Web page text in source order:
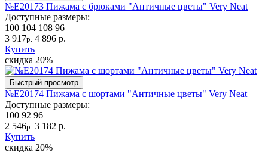
№Е20173 Пижама с брюками "Античные цветы" Very Neat
Доступные размеры:
100 104 108 96
3 917р. 4 896 р.
Купить
скидка 20%
Быстрый просмотр
№Е20174 Пижама с шортами "Античные цветы" Very Neat
Доступные размеры:
100 92 96
2 546р. 3 182 р.
Купить
скидка 20%